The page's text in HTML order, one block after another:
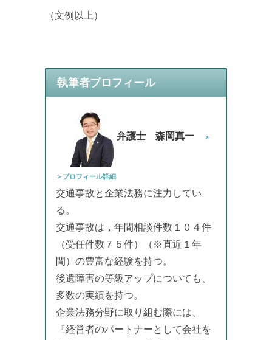
（文例以上）
執筆者プロフィール
弁護士 森岡真一 ＞
＞プロフィール詳細
交通事故と企業法務に注力してい
る。
交通事故は，年間相談件数１０４件
（受任件数７５件）（※直近１年
間）の豊富な経験を持つ。
後遺障害の等級アップについても、
多数の実績を持つ。
企業法務分野に取り組む際には、
『経営者のパートナーとして会社を